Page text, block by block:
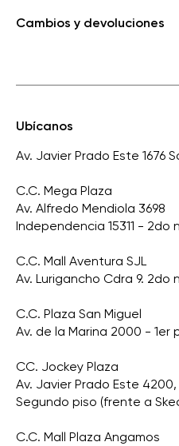
Cambios y devoluciones
Ubícanos
Av. Javier Prado Este 1676
C.C. Mega Plaza
Av. Alfredo Mendiola 3698
Independencia 15311 - 2do
C.C. Mall Aventura SJL
Av. Lurigancho Cdra 9. 2do
C.C. Plaza San Miguel
Av. de la Marina 2000 - 1er
CC. Jockey Plaza
Av. Javier Prado Este
Segundo piso (frente a
C.C. Mall Plaza Angamos